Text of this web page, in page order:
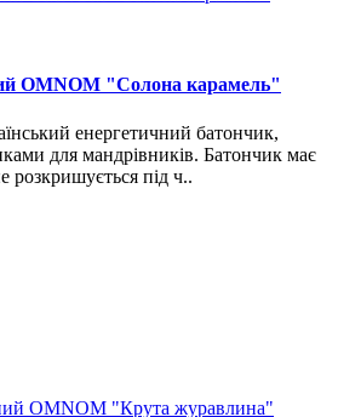
OMNOM "Солона карамель"
енергетичний батончик,
для мандрівників. Батончик має
розкришується під ч..